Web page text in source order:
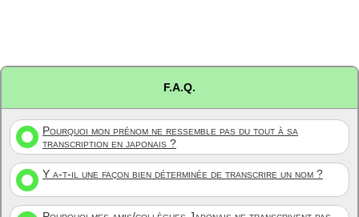
F.A.Q.
Pourquoi mon prénom ne ressemble pas du tout à sa
transcription en japonais ?
Y a-t-il une façon bien déterminée de transcrire un nom ?